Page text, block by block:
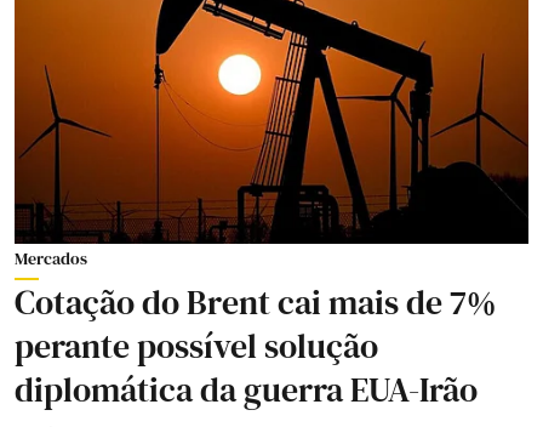
Mercados
Cotação do Brent cai mais de 7%
perante possível solução
diplomática da guerra EUA-Irão